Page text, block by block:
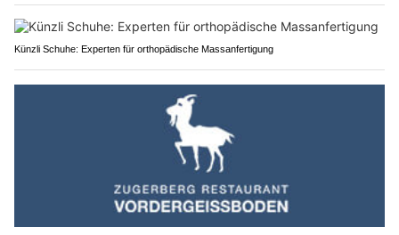
Künzli Schuhe: Experten für orthopädische Massanfertigung